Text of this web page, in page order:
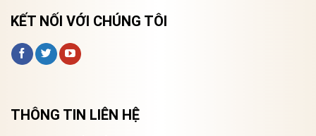
KẾT NỐI VỚI CHÚNG TÔI
THÔNG TIN LIÊN HỆ